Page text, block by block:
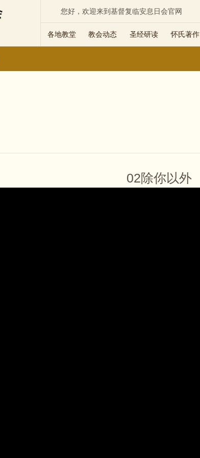
您好，欢迎来到基督复临安息日会官网
各地教堂 教会动态 圣经研读 怀氏著作
02除你以外